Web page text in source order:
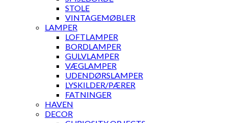
STOLE
VINTAGEMØBLER
LAMPER
LOFTLAMPER
BORDLAMPER
GULVLAMPER
VÆGLAMPER
UDENDØRSLAMPER
LYSKILDER/PÆRER
FATNINGER
HAVEN
DECOR